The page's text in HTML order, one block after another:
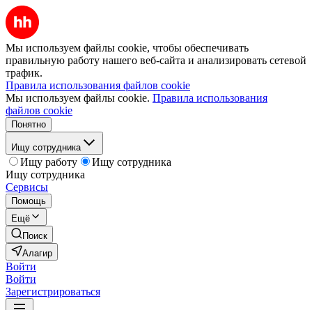
Мы используем файлы cookie, чтобы обеспечивать
правильную работу нашего веб-сайта и анализировать сетевой
трафик.
Правила использования файлов cookie
Мы используем файлы cookie. Правила использования
файлов cookie
Понятно
Ищу сотрудника
Ищу работу
Ищу сотрудника
Ищу сотрудника
Сервисы
Помощь
Ещё
Поиск
Алагир
Войти
Войти
Зарегистрироваться